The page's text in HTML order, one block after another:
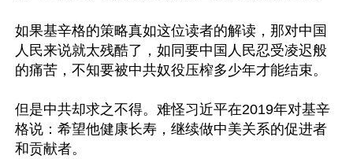
如果基辛格的策略真如这位读者的解读，那对中国
人民来说就太残酷了，如同要中国人民忍受凌迟般
的痛苦，不知要被中共奴役压榨多少年才能结束。
但是中共却求之不得。难怪习近平在2019年对基辛
格说：希望他健康长寿，继续做中美关系的促进者
和贡献者。